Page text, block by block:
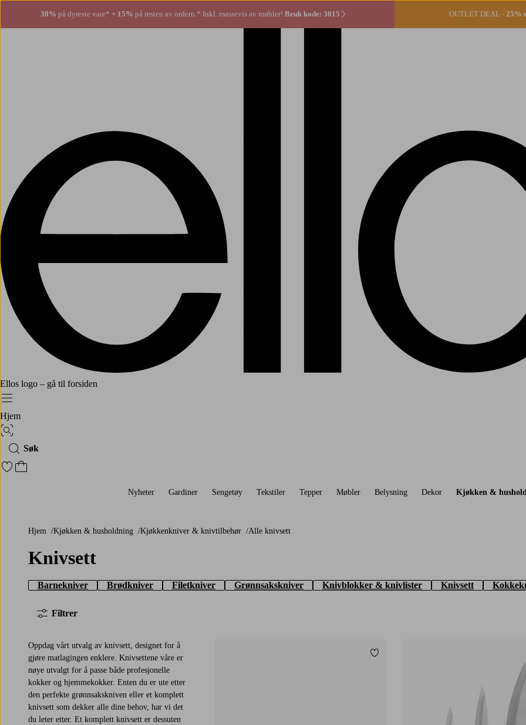
30% på dyreste vare* + 15% på resten av ordern.* Inkl. massevis av møbler! Bruk kode: 3015 OUTLET DEAL - 25%
Ellos logo – gå til forsiden
Meny
Hjem
Bildesøk
Søk
Gå til favorittmerkede produkter
Gå til handlekurven
Nyheter Gardiner Sengetøy Tekstiler Tepper Møbler Belysning Dekor Kjøkken &
Hjem Kjøkken & husholdning Kjøkkenkniver & knivtilbehør Alle knivsett
Knivsett
Barnekniver Brødkniver Filetkniver Grønnsakskniver Knivblokker & knivlister Knivsett
Filtrer
Oppdag vårt utvalg av knivsett, designet for å
gjøre matlagingen enklere. Knivsettene våre er
nøye utvalgt for å passe både profesjonelle
kokker og hjemmekokker. Enten du er ute etter
den perfekte grønnsakskniven eller et komplett
knivsett som dekker alle dine behov, har vi det
du leter etter. Et komplett knivsett er dessuten
Legg til favoritter